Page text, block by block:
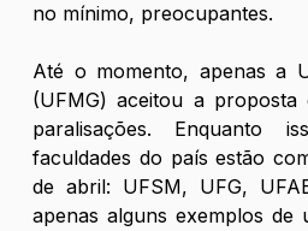
no mínimo, preocupantes.
Até o momento, apenas a
(UFMG) aceitou a
paralisações. Enquanto
faculdades do país estão
de abril: UFSM, UFG,
apenas alguns exemplos de